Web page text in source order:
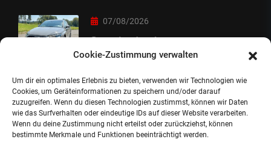
Cookie-Zustimmung verwalten
Um dir ein optimales Erlebnis zu bieten, verwenden wir Technologien wie
Cookies, um Geräteinformationen zu speichern und/oder darauf
zuzugreifen. Wenn du diesen Technologien zustimmst, können wir Daten
wie das Surfverhalten oder eindeutige IDs auf dieser Website verarbeiten.
Wenn du deine Zustimmung nicht erteilst oder zurückziehst, können
bestimmte Merkmale und Funktionen beeinträchtigt werden.
07/08/2026
Sorry Leute :-)
06/08/2026
Auslieferung